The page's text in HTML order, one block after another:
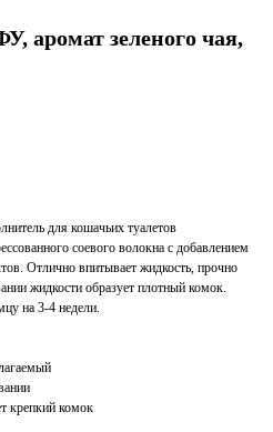
аромат зеленого чая,
для кошачьих туалетов
соевого волокна с добавлением
Отлично впитывает жидкость, прочно
жидкости образует плотный комок.
на 3-4 недели.
крепкий комок